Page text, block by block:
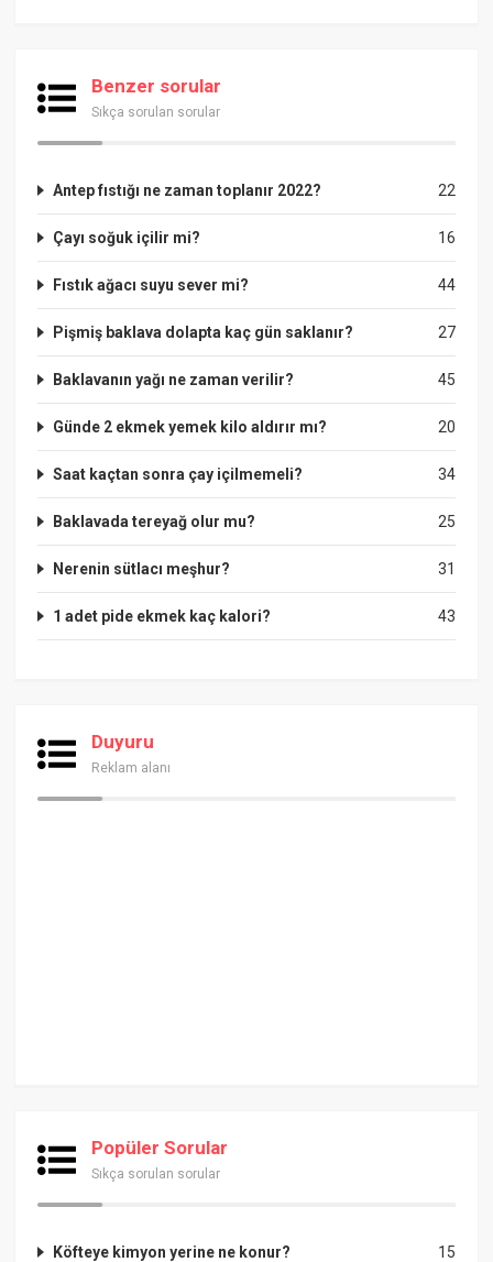
Benzer sorular
Sıkça sorulan sorular
22
Antep fıstığı ne zaman toplanır 2022?
16
Çayı soğuk içilir mi?
44
Fıstık ağacı suyu sever mi?
27
Pişmiş baklava dolapta kaç gün saklanır?
45
Baklavanın yağı ne zaman verilir?
20
Günde 2 ekmek yemek kilo aldırır mı?
34
Saat kaçtan sonra çay içilmemeli?
25
Baklavada tereyağ olur mu?
31
Nerenin sütlacı meşhur?
43
1 adet pide ekmek kaç kalori?
Duyuru
Reklam alanı
Popüler Sorular
Sıkça sorulan sorular
15
Köfteye kimyon yerine ne konur?